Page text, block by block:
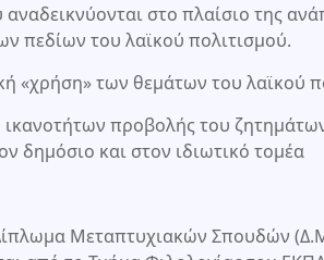
αναδεικνύονται στο πλαίσιο της
πεδίων του λαϊκού πολιτισμού.
«χρήση» των θεμάτων του λαϊκού
προβολής του
δημόσιο και στον ιδιωτικό τομέα
Μεταπτυχιακών Σπουδών